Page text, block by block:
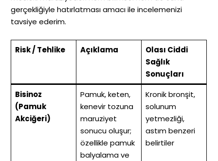
gerçekliğiyle hatırlatması amacı ile incelemenizi
tavsiye ederim.
Risk / Tehlike Açıklama
Olası Ciddi
Sağlık
Sonuçları
Bisinoz
(Pamuk
Akciğeri)
Pamuk, keten,
kenevir tozuna
maruziyet
sonucu oluşur;
özellikle pamuk
balyalama ve
Kronik bronşit,
solunum
yetmezliği,
astım benzeri
belirtiler